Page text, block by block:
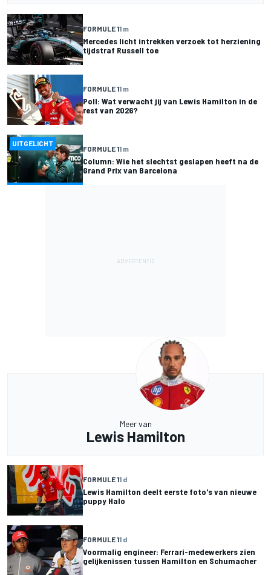
FORMULE 11 m
Mercedes licht intrekken verzoek tot herziening
tijdstraf Russell toe
FORMULE 11 m
Poll: Wat verwacht jij van Lewis Hamilton in de
rest van 2026?
UITGELICHT
FORMULE 11 m
Column: Wie het slechtst geslapen heeft na de
Grand Prix van Barcelona
Meer van
Lewis Hamilton
FORMULE 11 d
Lewis Hamilton deelt eerste foto's van nieuwe
puppy Halo
FORMULE 11 d
Voormalig engineer: Ferrari-medewerkers zien
gelijkenissen tussen Hamilton en Schumacher